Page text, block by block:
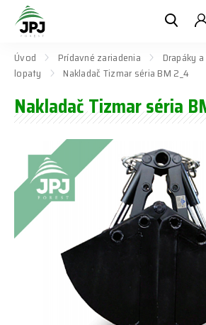
Úvod Prídavné zariadenia Drapáky
lopaty
Nakladač Tizmar séria BM 2_4
Nakladač Tizmar séria